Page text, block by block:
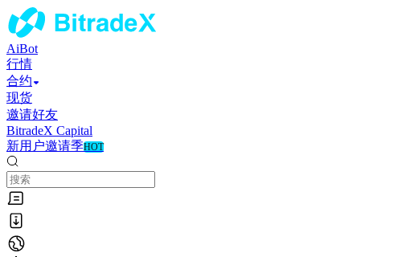
AiBot
行情
合约
现货
邀请好友
BitradeX Capital
新用户邀请季HOT